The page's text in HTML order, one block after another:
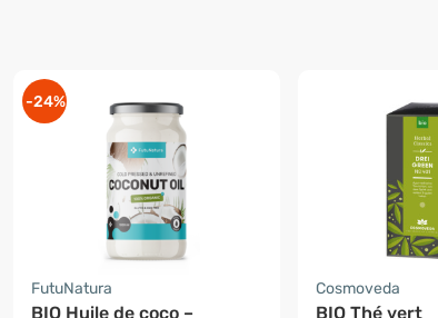
-24%
FutuNatura
BIO Huile de coco –
Cosmoveda
BIO Thé vert